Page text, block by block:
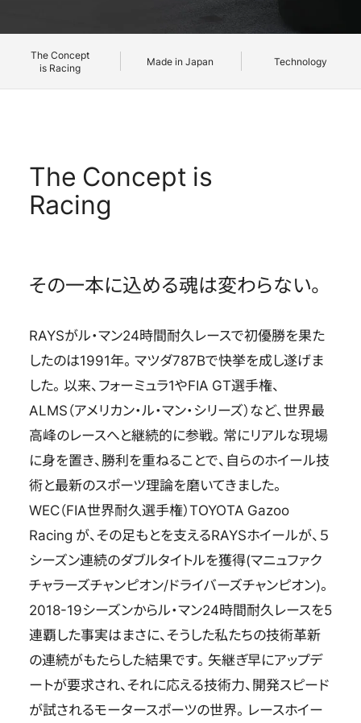
OFFICIAL SNS
OFFICIAL SNS
The Concept
is Racing
Made in Japan Technology
The Concept is
Racing
その一本に込める魂は変わらない。
RAYSがル・マン24時間耐久レースで初優勝を果た
したのは1991年。マツダ787Bで快挙を成し遂げま
した。以来、フォーミュラ1やFIA GT選手権、
ALMS（アメリカン・ル・マン・シリーズ）など、世界最
高峰のレースへと継続的に参戦。常にリアルな現場
に身を置き、勝利を重ねることで、自らのホイール技
術と最新のスポーツ理論を磨いてきました。
WEC（FIA世界耐久選手権）TOYOTA Gazoo
Racing が、その足もとを支えるRAYSホイールが、５
シーズン連続のダブルタイトルを獲得(マニュファク
チャラーズチャンピオン/ドライバーズチャンピオン)。
2018-19シーズンからル・マン24時間耐久レースを5
連覇した事実はまさに、そうした私たちの技術革新
の連続がもたらした結果です。矢継ぎ早にアップデ
ートが要求され、それに応える技術力、開発スピード
が試されるモータースポーツの世界。レースホイー